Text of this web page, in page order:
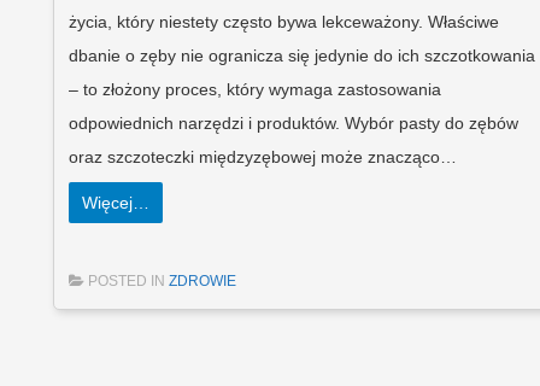
życia, który niestety często bywa lekceważony. Właściwe
dbanie o zęby nie ogranicza się jedynie do ich szczotkowania
– to złożony proces, który wymaga zastosowania
odpowiednich narzędzi i produktów. Wybór pasty do zębów
oraz szczoteczki międzyzębowej może znacząco…
Więcej…
POSTED IN ZDROWIE